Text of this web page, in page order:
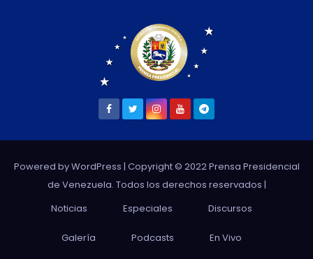
Powered by WordPress | Copyright © 2022 Prensa Presidencial
de Venezuela. Todos los derechos reservados |
Noticias
Especiales Discursos
Galería Podcasts En Vivo